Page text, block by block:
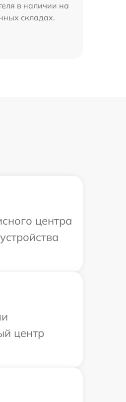
в наличии на
складах.
центра
центр